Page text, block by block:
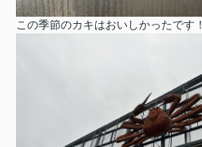
この季節のカキはおいしかったです！